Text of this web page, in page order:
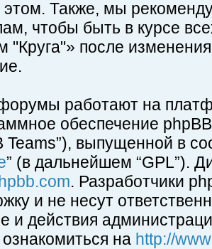
этом. Также, мы
чтобы быть в курсе
"Круга"» после
работают на
обеспечение
Teams”), выпущенной в
” (в дальнейшем “GPL”).
. Разработчики
и не несут
и действия
на http://